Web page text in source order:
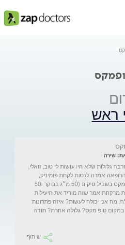
ראש
ניסיתי הרבה גלולות שלא היו עושות לי טוב, זואלי,
הרופאה אמרה לנסות לקחת פומיניק,
מרקחת אמר שזה מוריד את היעילות
מה אני יכולה לעשות? איזה פתרונות
במקום טופ מקס? גלולה אחרת? תודה
שיתוף